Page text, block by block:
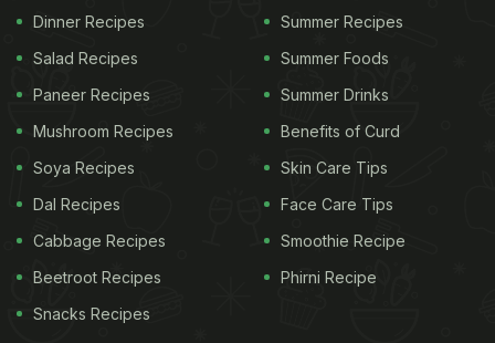
Dinner Recipes
Salad Recipes
Paneer Recipes
Mushroom Recipes
Soya Recipes
Dal Recipes
Cabbage Recipes
Beetroot Recipes
Snacks Recipes
Summer Recipes
Summer Foods
Summer Drinks
Benefits of Curd
Skin Care Tips
Face Care Tips
Smoothie Recipe
Phirni Recipe